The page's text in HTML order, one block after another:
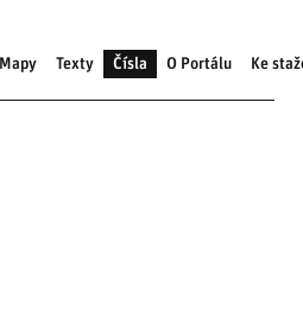
Mapy Texty Čísla O Portálu Ke